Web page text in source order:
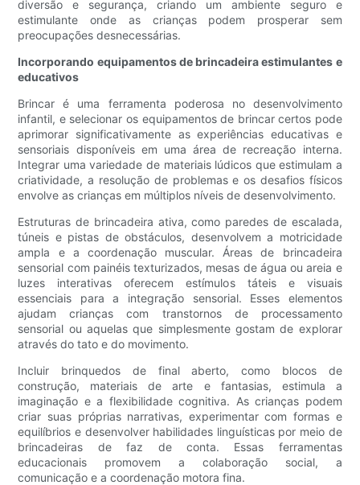
diversão e segurança, criando um ambiente seguro e
estimulante onde as crianças podem prosperar sem
preocupações desnecessárias.
Incorporando equipamentos de brincadeira estimulantes e
educativos
Brincar é uma ferramenta poderosa no desenvolvimento
infantil, e selecionar os equipamentos de brincar certos pode
aprimorar significativamente as experiências educativas e
sensoriais disponíveis em uma área de recreação interna.
Integrar uma variedade de materiais lúdicos que estimulam a
criatividade, a resolução de problemas e os desafios físicos
envolve as crianças em múltiplos níveis de desenvolvimento.
Estruturas de brincadeira ativa, como paredes de escalada,
túneis e pistas de obstáculos, desenvolvem a motricidade
ampla e a coordenação muscular. Áreas de brincadeira
sensorial com painéis texturizados, mesas de água ou areia e
luzes interativas oferecem estímulos táteis e visuais
essenciais para a integração sensorial. Esses elementos
ajudam crianças com transtornos de processamento
sensorial ou aquelas que simplesmente gostam de explorar
através do tato e do movimento.
Incluir brinquedos de final aberto, como blocos de
construção, materiais de arte e fantasias, estimula a
imaginação e a flexibilidade cognitiva. As crianças podem
criar suas próprias narrativas, experimentar com formas e
equilíbrios e desenvolver habilidades linguísticas por meio de
brincadeiras de faz de conta. Essas ferramentas
educacionais promovem a colaboração social, a
comunicação e a coordenação motora fina.